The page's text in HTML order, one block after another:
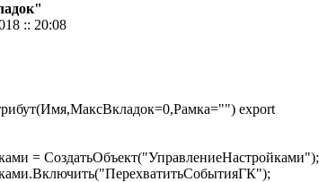
:: 20:08
export
= СоздатьОбъект("УправлениеНастройками");